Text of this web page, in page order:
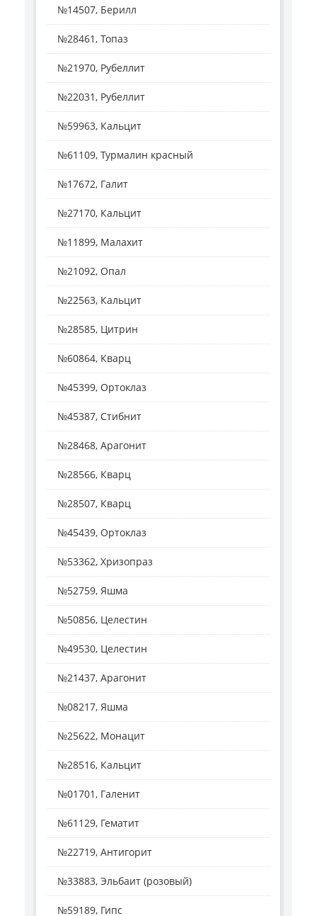
№14507, Берилл
№28461, Топаз
№21970, Рубеллит
№22031, Рубеллит
№59963, Кальцит
№61109, Турмалин красный
№17672, Галит
№27170, Кальцит
№11899, Малахит
№21092, Опал
№22563, Кальцит
№28585, Цитрин
№60864, Кварц
№45399, Ортоклаз
№45387, Стибнит
№28468, Арагонит
№28566, Кварц
№28507, Кварц
№45439, Ортоклаз
№53362, Хризопраз
№52759, Яшма
№50856, Целестин
№49530, Целестин
№21437, Арагонит
№08217, Яшма
№25622, Монацит
№28516, Кальцит
№01701, Галенит
№61129, Гематит
№22719, Антигорит
№33883, Эльбаит (розовый)
№59189, Гипс